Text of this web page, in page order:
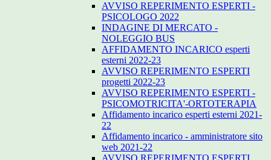
AVVISO REPERIMENTO ESPERTI -
PSICOLOGO 2022
INDAGINE DI MERCATO -
NOLEGGIO BUS
AFFIDAMENTO INCARICO esperti
esterni 2022-23
AVVISO REPERIMENTO ESPERTI
progetti 2022-23
AVVISO REPERIMENTO ESPERTI -
PSICOMOTRICITA'-ORTOTERAPIA
Affidamento incarico esperti esterni 2021-
22
Affidamento incarico - amministratore sito
web 2021-22